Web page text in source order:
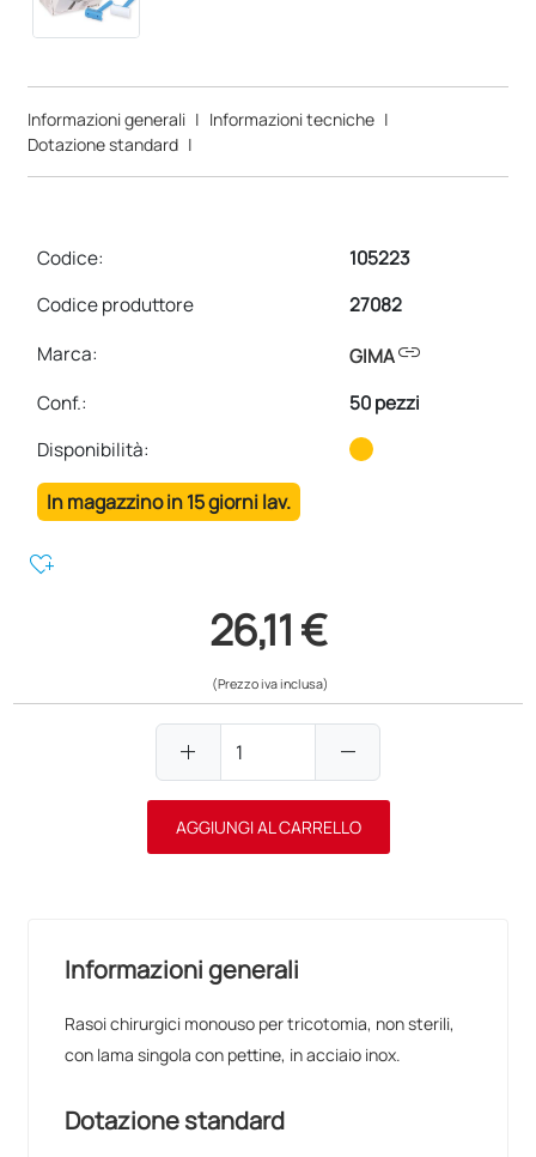
Informazioni generali | Informazioni tecniche |
Dotazione standard |
Codice:
105223
Codice produttore
27082
Marca:
GIMAlink
Conf.:
50 pezzi
Disponibilità:
In magazzino in 15 giorni lav.
heart_plus
26,11 €
(Prezzo iva inclusa)
add remove
AGGIUNGI AL CARRELLO
Informazioni generali
Rasoi chirurgici monouso per tricotomia, non sterili,
con lama singola con pettine, in acciaio inox.
Dotazione standard